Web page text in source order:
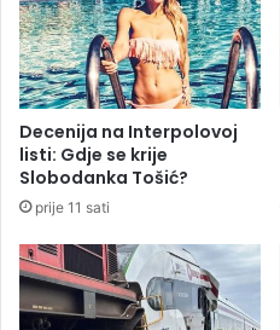
b
r
a
ć
a
j
n
a
g
r
a
n
i
z
a
d
j
č
a
o
m
k
o
Decenija na Interpolovoj
listi: Gdje se krije
Slobodanka Tošić?
prije 11 sati